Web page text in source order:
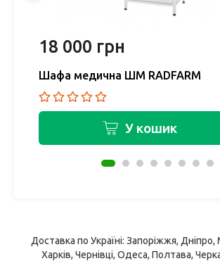
18 000 грн
Шафа медична ШМ RADFARM
У кошик
Доставка по Україні: Запоріжжя,
Харків, Чернівці, Одеса, Полтава,